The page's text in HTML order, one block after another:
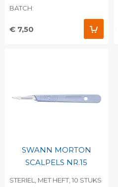
BATCH:
€ 7,50
SWANN MORTON
SCALPELS NR.15
STERIEL, MET HEFT, 10 STUKS